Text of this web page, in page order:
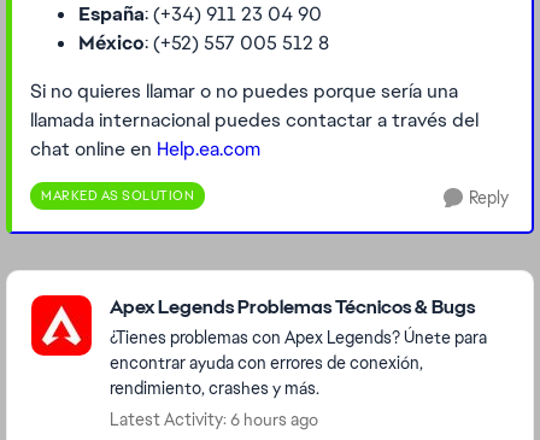
España: (+34) 911 23 04 90
México: (+52) 557 005 512 8
Si no quieres llamar o no puedes porque sería una
llamada internacional puedes contactar a través del
chat online en Help.ea.com
MARKED AS SOLUTION Reply
Featured Places
Apex Legends Problemas Técnicos & Bugs
¿Tienes problemas con Apex Legends? Únete para
encontrar ayuda con errores de conexión,
rendimiento, crashes y más.
Latest Activity: 6 hours ago